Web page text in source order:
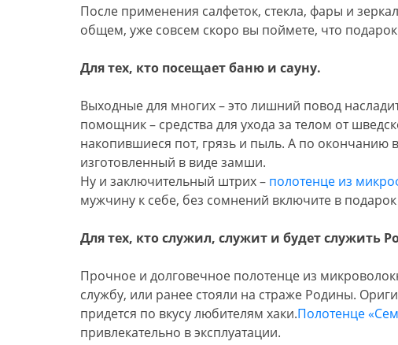
После применения салфеток, стекла, фары и
общем, уже совсем скоро вы поймете, что
Для тех, кто посещает баню и сауну.
Выходные для многих – это лишний повод
помощник – средства для ухода за телом от
накопившиеся пот, грязь и пыль. А по окончанию
изготовленный в виде замши.
Ну и заключительный штрих – полотенце из
мужчину к себе, без сомнений включите в
Для тех, кто служил, служит и будет служить
Прочное и долговечное полотенце из
службу, или ранее стояли на страже Родины.
придется по вкусу любителям хаки.Полотенце
привлекательно в эксплуатации.